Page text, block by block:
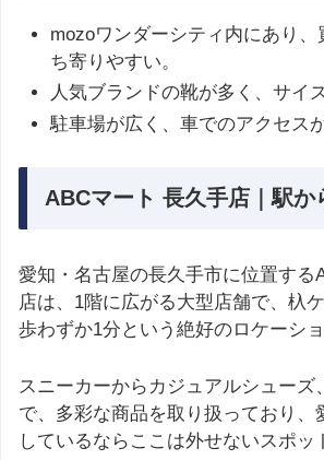
mozoワンダーシティ内にあり
ち寄りやすい。
人気ブランドの靴が多く、サイ
駐車場が広く、車でのアクセス
ABCマート 長久手店｜駅か
愛知・名古屋の長久手市に位置する
店は、1階に広がる大型店舗で、杁
歩わずか1分という絶好のロケーシ
スニーカーからカジュアルシューズ
で、多彩な商品を取り扱っており、
しているならここは外せないスポッ